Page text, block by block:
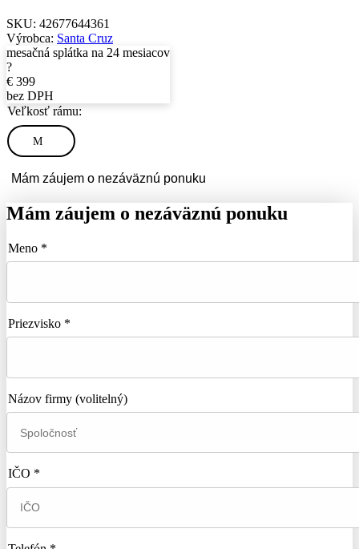
SKU: 42677644361
Výrobca: Santa Cruz
mesačná splátka na 24 mesiacov
?
€ 399
bez DPH
Veľkosť rámu:
M
Mám záujem o nezáväznú ponuku
Mám záujem o nezáväznú ponuku
Meno *
Priezvisko *
Názov firmy (volitelný)
IČO *